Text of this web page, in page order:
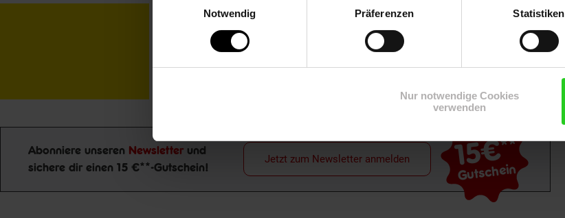
Notwendig
Präferenzen Statistiken
Nur notwendige Cookies
verwenden
Netto Reisen Weinwelt Rezeptwelt
Newsletter Anmeldung
Abonniere unseren Newsletter und
sichere dir einen 15 €**-Gutschein!
15€**
Gutschein
Jetzt zum Newsletter anmelden